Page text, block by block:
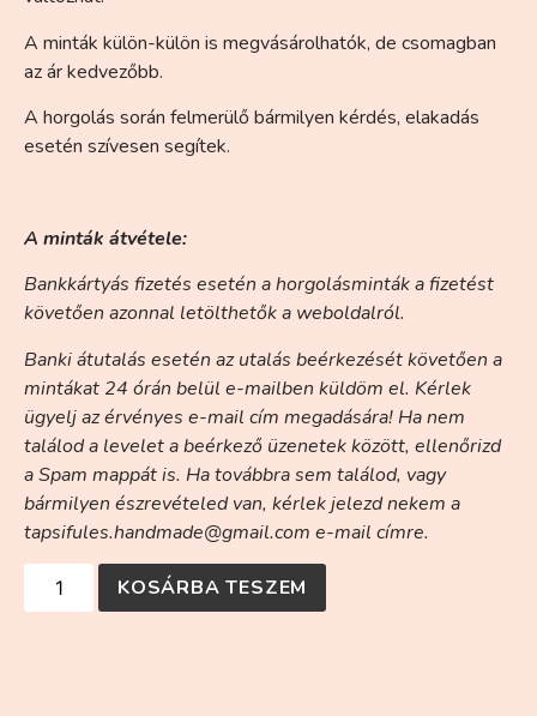
A minták külön-külön is megvásárolhatók, de csomagban
az ár kedvezőbb.
A horgolás során felmerülő bármilyen kérdés, elakadás
esetén szívesen segítek.
A minták átvétele:
Bankkártyás fizetés esetén a horgolásminták a fizetést
követően azonnal letölthetők a weboldalról.
Banki átutalás esetén az utalás beérkezését követően a
mintákat 24 órán belül e-mailben küldöm el. Kérlek
ügyelj az érvényes e-mail cím megadására! Ha nem
találod a levelet a beérkező üzenetek között, ellenőrizd
a Spam mappát is. Ha továbbra sem találod, vagy
bármilyen észrevételed van, kérlek jelezd nekem a
tapsifules.handmade@gmail.com e-mail címre.
KOSÁRBA TESZEM